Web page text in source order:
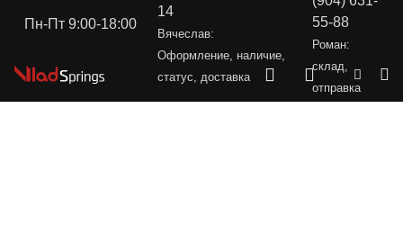
Пн-Пт 9:00-18:00
14
Вячеслав:
Оформление, наличие,
статус, доставка
55-88
Роман:
склад,
отправка